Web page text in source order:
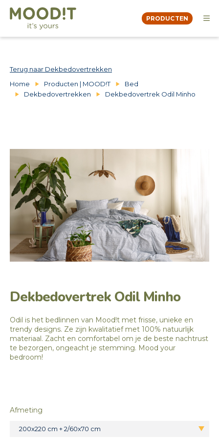
PRODUCTEN
DEALERS
CONTACT
Terug naar Dekbedovertrekken
Home
Producten | MOOD!T
Bed
Dekbedovertrekken
Dekbedovertrek Odil Minho
Dekbedovertrek Odil Minho
Odil is het bedlinnen van Mood!t met frisse, unieke en
trendy designs. Ze zijn kwalitatief met 100% natuurlijk
materiaal. Zacht en comfortabel om je de beste nachtrust
te bezorgen, ongeacht je stemming. Mood your
bedroom!
Afmeting
200x220 cm + 2/60x70 cm